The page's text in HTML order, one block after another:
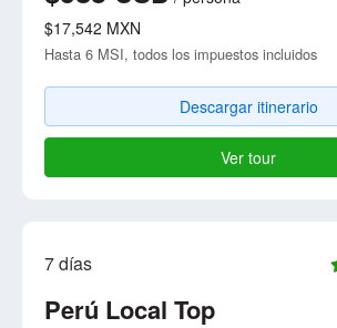
$17,542 MXN
Hasta 6 MSI, todos los impuestos incluidos
Descargar itinerario
Ver tour
7 días
Perú Local Top